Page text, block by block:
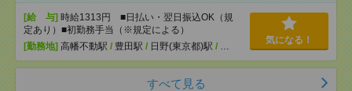
[給 与] 時給1313円 ■日払い・翌日振込OK（規
定あり）■初勤務手当（※規定による）
[勤務地] 高幡不動駅 / 豊田駅 / 日野(東京都)駅 / …
気になる！
すべて見る